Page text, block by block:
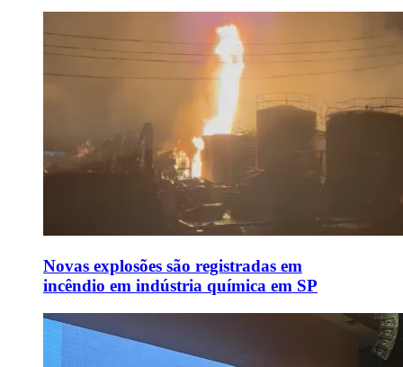
Novas explosões são registradas em
incêndio em indústria química em SP